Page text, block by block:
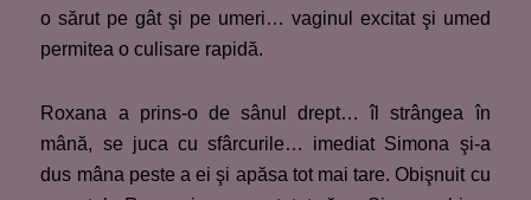
o sărut pe gât şi pe umeri… vaginul excitat şi umed
permitea o culisare rapidă.
Roxana a prins-o de sânul drept… îl strângea în
mână, se juca cu sfârcurile… imediat Simona şi-a
dus mâna peste a ei şi apăsa tot mai tare. Obişnuit cu